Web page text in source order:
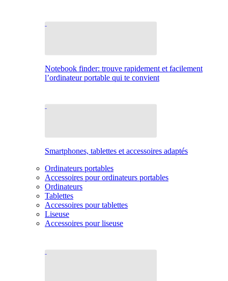
Notebook finder: trouve rapidement et facilement
l’ordinateur portable qui te convient
Smartphones, tablettes et accessoires adaptés
Ordinateurs portables
Accessoires pour ordinateurs portables
Ordinateurs
Tablettes
Accessoires pour tablettes
Liseuse
Accessoires pour liseuse